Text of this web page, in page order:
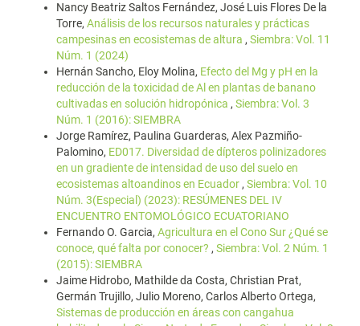
Nancy Beatriz Saltos Fernández, José Luis Flores De la
Torre, Análisis de los recursos naturales y prácticas
campesinas en ecosistemas de altura , Siembra: Vol. 11
Núm. 1 (2024)
Hernán Sancho, Eloy Molina, Efecto del Mg y pH en la
reducción de la toxicidad de Al en plantas de banano
cultivadas en solución hidropónica , Siembra: Vol. 3
Núm. 1 (2016): SIEMBRA
Jorge Ramírez, Paulina Guarderas, Alex Pazmiño-
Palomino, ED017. Diversidad de dípteros polinizadores
en un gradiente de intensidad de uso del suelo en
ecosistemas altoandinos en Ecuador , Siembra: Vol. 10
Núm. 3(Especial) (2023): RESÚMENES DEL IV
ENCUENTRO ENTOMOLÓGICO ECUATORIANO
Fernando O. Garcia, Agricultura en el Cono Sur ¿Qué se
conoce, qué falta por conocer? , Siembra: Vol. 2 Núm. 1
(2015): SIEMBRA
Jaime Hidrobo, Mathilde da Costa, Christian Prat,
Germán Trujillo, Julio Moreno, Carlos Alberto Ortega,
Sistemas de producción en áreas con cangahua